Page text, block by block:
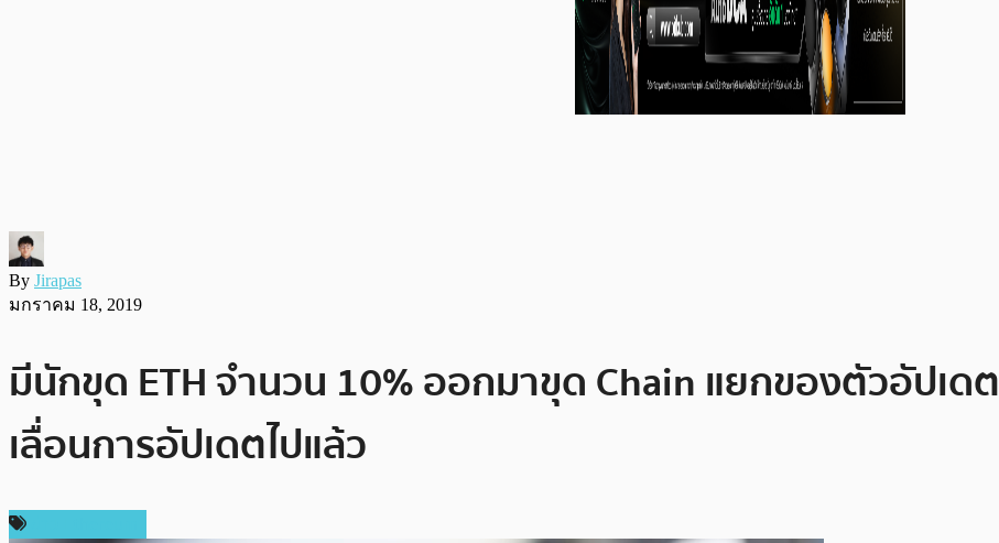
By Jirapas
มกราคม 18, 2019
มีนักขุด ETH จำนวน 10% ออกมาขุด Chain แยกของตัวอัปเ
เลื่อนการอัปเดตไปแล้ว